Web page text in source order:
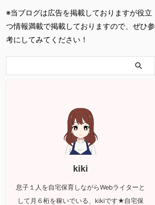
※当ブログは広告を掲載しておりますが役立
つ情報満載で掲載しておりますので、ぜひ参
考にしてみてください！
kiki
息子１人を自宅保育しながらWebライターと
して月６桁を稼いでいる、kikiです★自宅保